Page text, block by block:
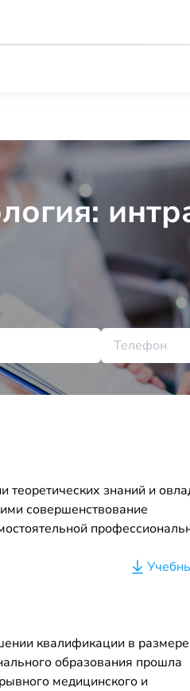
знаний и
совершенствование
квалификации в
образования прошла
медицинского и